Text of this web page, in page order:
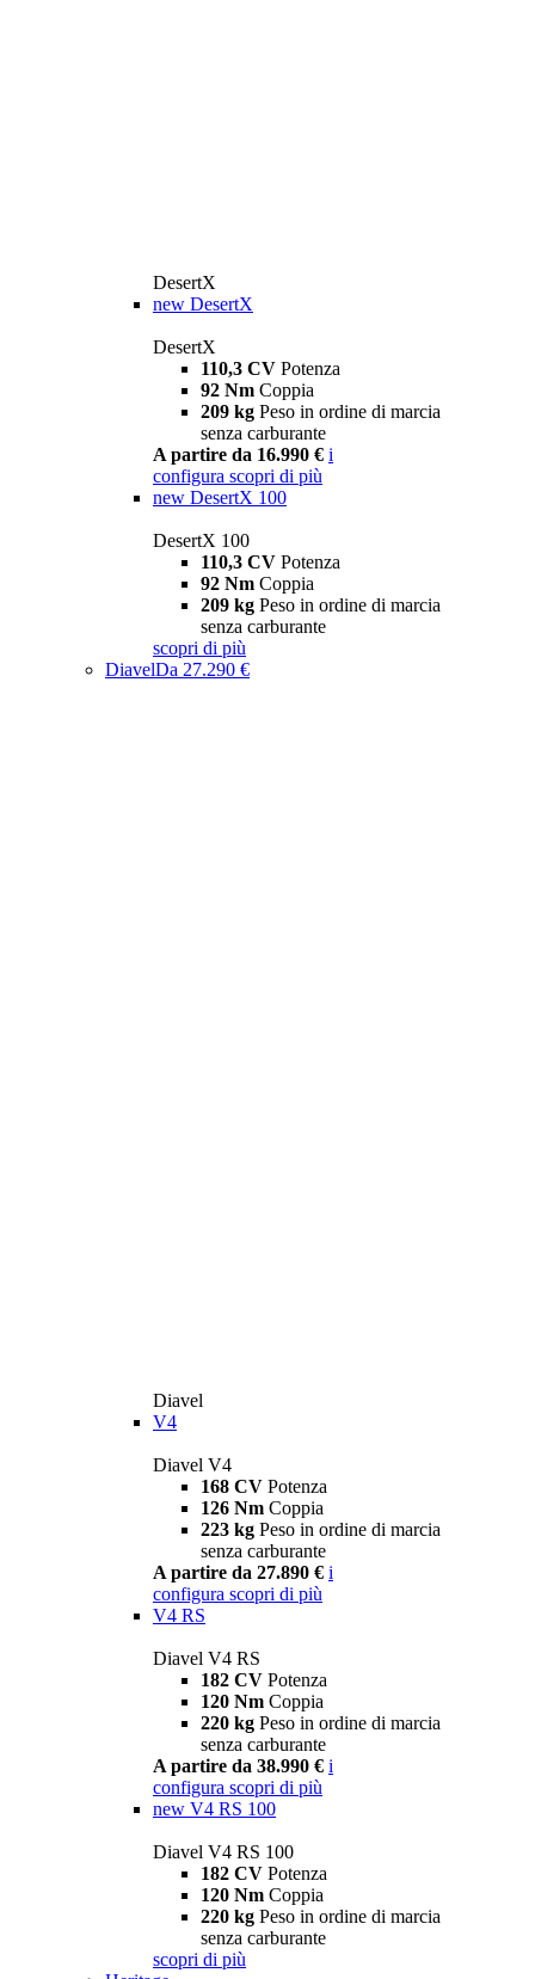
DesertX
new DesertX
DesertX
110,3 CV Potenza
92 Nm Coppia
209 kg Peso in ordine di marcia
senza carburante
A partire da 16.990 € i
configura scopri di più
new DesertX 100
DesertX 100
110,3 CV Potenza
92 Nm Coppia
209 kg Peso in ordine di marcia
senza carburante
scopri di più
DiavelDa 27.290 €
Diavel
V4
Diavel V4
168 CV Potenza
126 Nm Coppia
223 kg Peso in ordine di marcia
senza carburante
A partire da 27.890 € i
configura scopri di più
V4 RS
Diavel V4 RS
182 CV Potenza
120 Nm Coppia
220 kg Peso in ordine di marcia
senza carburante
A partire da 38.990 € i
configura scopri di più
new V4 RS 100
Diavel V4 RS 100
182 CV Potenza
120 Nm Coppia
220 kg Peso in ordine di marcia
senza carburante
scopri di più